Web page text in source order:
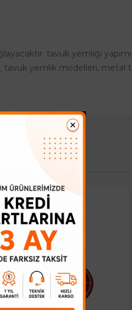
tavuk yemliği
yemlik modelleri, metal